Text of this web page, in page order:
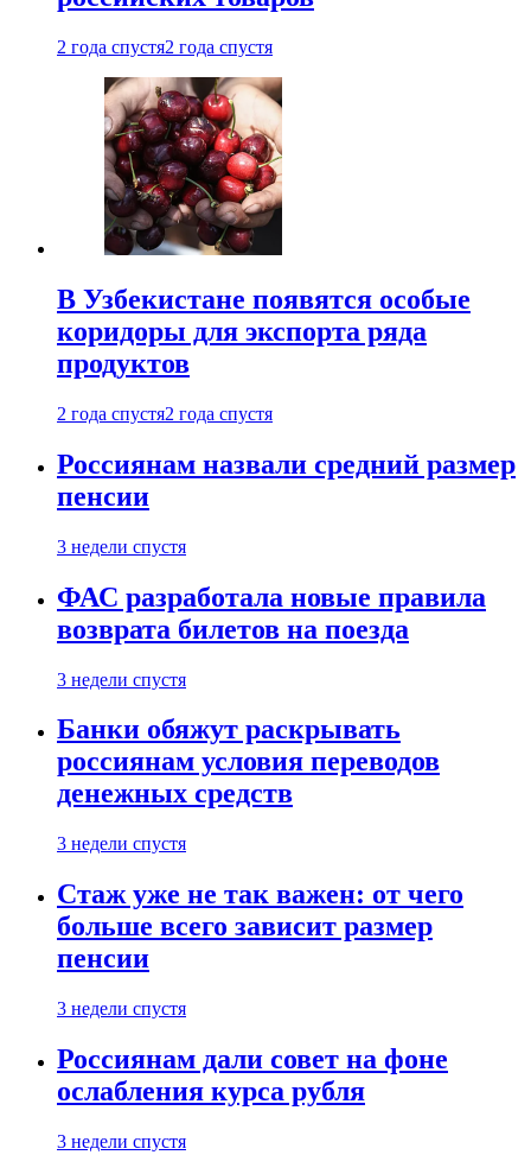
2 года спустя2 года спустя
В Узбекистане появятся особые
коридоры для экспорта ряда
продуктов
2 года спустя2 года спустя
Россиянам назвали средний размер
пенсии
3 недели спустя
ФАС разработала новые правила
возврата билетов на поезда
3 недели спустя
Банки обяжут раскрывать
россиянам условия переводов
денежных средств
3 недели спустя
Стаж уже не так важен: от чего
больше всего зависит размер
пенсии
3 недели спустя
Россиянам дали совет на фоне
ослабления курса рубля
3 недели спустя